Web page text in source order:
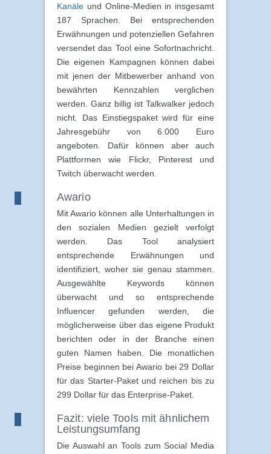
Kanäle und Online-Medien in insgesamt
187 Sprachen. Bei entsprechenden
Erwähnungen und potenziellen Gefahren
versendet das Tool eine Sofortnachricht.
Die eigenen Kampagnen können dabei
mit jenen der Mitbewerber anhand von
bewährten Kennzahlen verglichen
werden. Ganz billig ist Talkwalker jedoch
nicht. Das Einstiegspaket wird für eine
Jahresgebühr von 6.000 Euro
angeboten. Dafür können aber auch
Plattformen wie Flickr, Pinterest und
Twitch überwacht werden.
Awario
Mit Awario können alle Unterhaltungen in
den sozialen Medien gezielt verfolgt
werden. Das Tool analysiert
entsprechende Erwähnungen und
identifiziert, woher sie genau stammen.
Ausgewählte Keywords können
überwacht und so entsprechende
Influencer gefunden werden, die
möglicherweise über das eigene Produkt
berichten oder in der Branche einen
guten Namen haben. Die monatlichen
Preise beginnen bei Awario bei 29 Dollar
für das Starter-Paket und reichen bis zu
299 Dollar für das Enterprise-Paket.
Fazit: viele Tools mit ähnlichem
Leistungsumfang
Die Auswahl an Tools zum Social Media